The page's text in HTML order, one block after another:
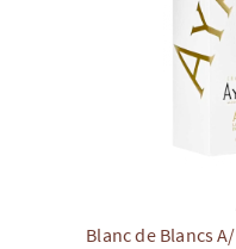
Blanc de Blancs